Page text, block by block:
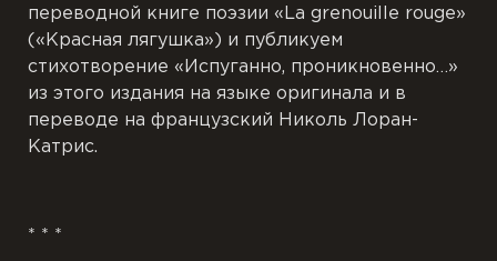
переводной книге поэзии «La grenouille rouge»
(«Красная лягушка») и публикуем
стихотворение «Испуганно, проникновенно…»
из этого издания на языке оригинала и в
переводе на французский Николь Лоран-
Катрис.
* * *